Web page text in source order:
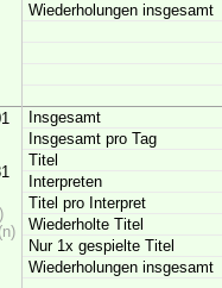
Wiederholungen insgesamt
Insgesamt
Insgesamt pro Tag
Titel
Interpreten
Titel pro Interpret
Wiederholte Titel
Nur 1x gespielte Titel
Wiederholungen insgesamt